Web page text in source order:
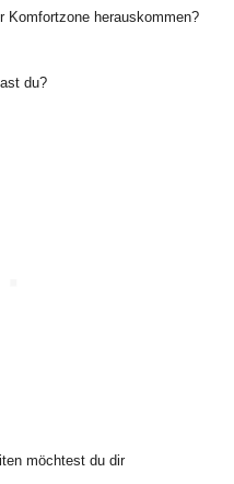
Komfortzone herauskommen?
du?
möchtest du dir